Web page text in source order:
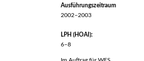
Ausführungszeitraum
2002–2003
LPH (HOAI):
6–8